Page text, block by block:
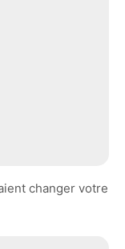
changer votre